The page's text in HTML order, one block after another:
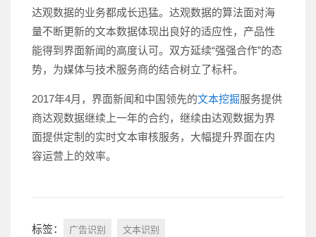
达观数据的业务都成长迅猛。达观数据的算法面对海
量不断更新的文本数据体现出良好的适应性，产品性
能得到界面新闻的高度认可。双方延续“强强合作”的态
势，为媒体与技术服务商的结合树立了标杆。
2017年4月，界面新闻和中国领先的文本挖掘服务提供
商达观数据继续上一年的合约，继续由达观数据为界
面提供定制的实时文本审核服务，大幅提升界面在内
容运营上的效率。
标签： 广告识别 文本识别